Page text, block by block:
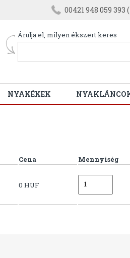
00421 948 059 393
Árulja el, milyen ékszert keres
NYAKÉKEK
Cena Mennyiség
0 HUF